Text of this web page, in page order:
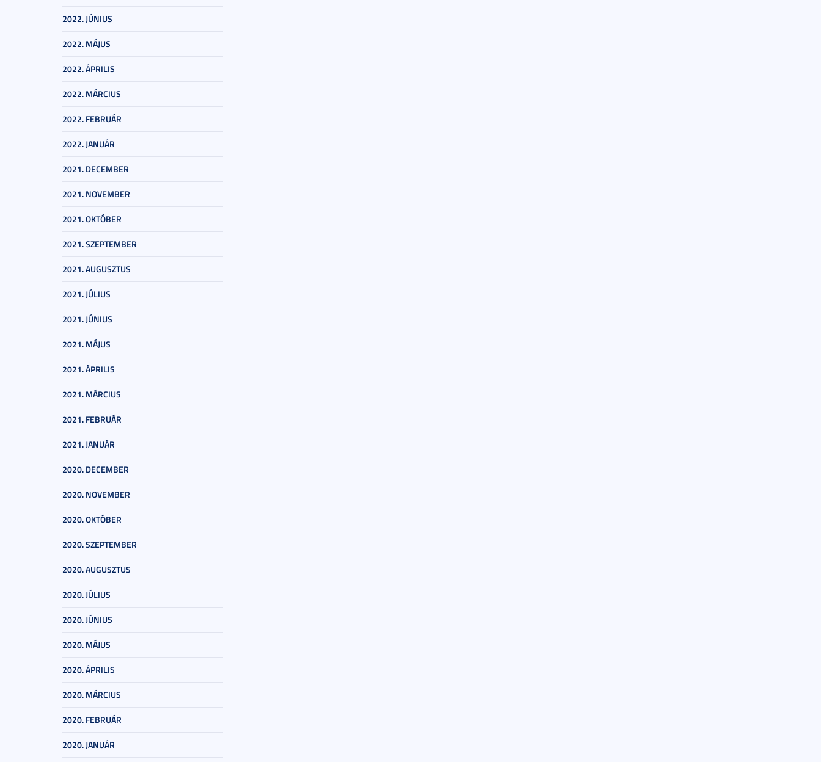
2022. JÚNIUS
2022. MÁJUS
2022. ÁPRILIS
2022. MÁRCIUS
2022. FEBRUÁR
2022. JANUÁR
2021. DECEMBER
2021. NOVEMBER
2021. OKTÓBER
2021. SZEPTEMBER
2021. AUGUSZTUS
2021. JÚLIUS
2021. JÚNIUS
2021. MÁJUS
2021. ÁPRILIS
2021. MÁRCIUS
2021. FEBRUÁR
2021. JANUÁR
2020. DECEMBER
2020. NOVEMBER
2020. OKTÓBER
2020. SZEPTEMBER
2020. AUGUSZTUS
2020. JÚLIUS
2020. JÚNIUS
2020. MÁJUS
2020. ÁPRILIS
2020. MÁRCIUS
2020. FEBRUÁR
2020. JANUÁR